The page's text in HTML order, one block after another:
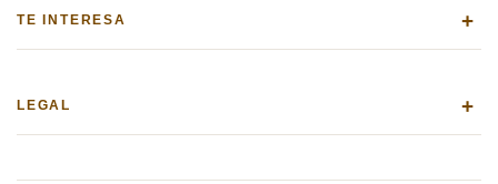
TE INTERESA +
LEGAL +